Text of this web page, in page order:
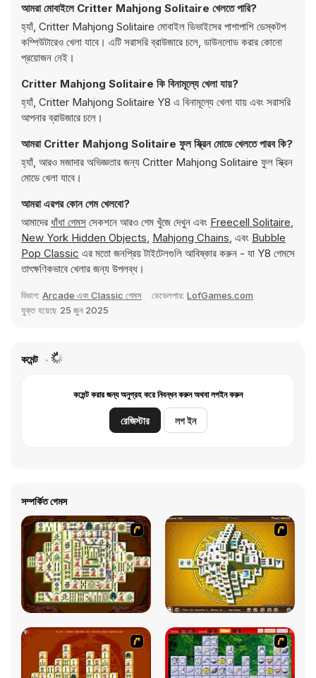
আমরা মোবাইলে Critter Mahjong Solitaire খেলতে পারি?
হ্যাঁ, Critter Mahjong Solitaire মোবাইল ডিভাইসের পাশাপাশি ডেস্কটপ
কম্পিউটারেও খেলা যাবে। এটি সরাসরি ব্রাউজারে চলে, ডাউনলোড করার কোনো
প্রয়োজন নেই।
Critter Mahjong Solitaire কি বিনামূল্যে খেলা যায়?
হ্যাঁ, Critter Mahjong Solitaire Y8 এ বিনামূল্যে খেলা যায় এবং সরাসরি
আপনার ব্রাউজারে চলে।
আমরা Critter Mahjong Solitaire ফুল স্ক্রিন মোডে খেলতে পারব কি?
হ্যাঁ, আরও মজাদার অভিজ্ঞতার জন্য Critter Mahjong Solitaire ফুল স্ক্রিন
মোডে খেলা যাবে।
আমরা এরপর কোন গেম খেলবো?
আমাদের ধাঁধা গেমস সেকশনে আরও গেম খুঁজে দেখুন এবং Freecell Solitaire,
New York Hidden Objects, Mahjong Chains, এবং Bubble
Pop Classic এর মতো জনপ্রিয় টাইটেলগুলি আবিষ্কার করুন - যা Y8 গেমসে
তাৎক্ষণিকভাবে খেলার জন্য উপলব্ধ।
বিভাগ: Arcade এবং Classic গেমস ডেভেলপার: LofGames.com
যুক্ত হয়েছে 25 জুন 2025
কমেন্ট
কমেন্ট করার জন্য অনুগ্রহ করে নিবন্ধন করুন অথবা লগইন করুন
রেজিস্টার লগ ইন
সম্পর্কিত গেমস